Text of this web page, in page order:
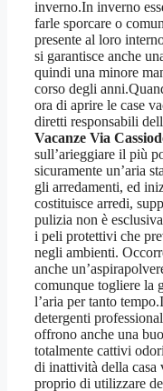
inverno.In inverno
farle sporcare o
presente al loro
si garantisce anche
quindi una minore
corso degli
ora di aprire le case
diretti responsabili
Vacanze Via
sull’arieggiare il più
sicuramente un’aria
gli arredamenti, ed
costituisce arredi,
pulizia non è
i peli protettivi che
negli ambienti.
anche
comunque togliere la
l’aria per tanto
detergenti
offrono anche una
totalmente cattivi
di inattività della casa
proprio di utilizzare